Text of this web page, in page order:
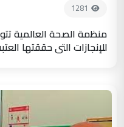
1281
منظمة الصحة العالمية
للإنجازات التي حققتها